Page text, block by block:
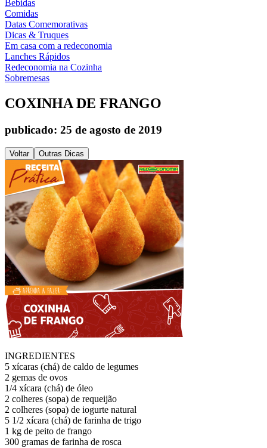
Bebidas
Comidas
Datas Comemorativas
Dicas & Truques
Em casa com a redeconomia
Lanches Rápidos
Redeconomia na Cozinha
Sobremesas
COXINHA DE FRANGO
publicado: 25 de agosto de 2019
Voltar Outras Dicas
INGREDIENTES
5 xícaras (chá) de caldo de legumes
2 gemas de ovos
1/4 xícara (chá) de óleo
2 colheres (sopa) de requeijão
2 colheres (sopa) de iogurte natural
5 1/2 xícara (chá) de farinha de trigo
1 kg de peito de frango
300 gramas de farinha de rosca